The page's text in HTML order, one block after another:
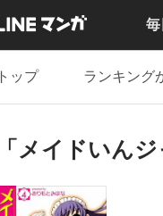
毎
トップ ランキング
「メイドいん